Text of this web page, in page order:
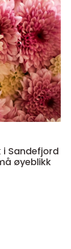
Sandefjord
øyeblikk